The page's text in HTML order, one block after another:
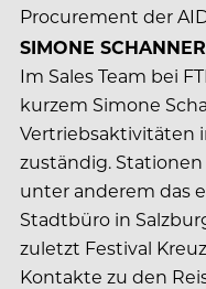
Procurement der
SIMONE SCHANNER
Im Sales Team bei
kurzem Simone
Vertriebsaktivitäten
zuständig.
unter anderem das
Stadtbüro in
zuletzt Festival
Kontakte zu den